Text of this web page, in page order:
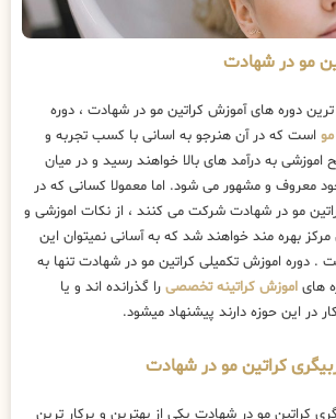
مو در شهادت
ترین دوره های آموزش کراتین مو در شهادت ، دوره
است که در آن هنرجو به اسانی با کسب تجربه و
اموزشی به درآمد های بالا خواهند رسید و در میان
خود معروف و مشهور می شود. اما معمولا کسانی که در
مو در شهادت شرکت می کنند ، از نکات اموزشی و
بهره مند خواهند شد که به آسانی نمیتوان این
. دوره اموزش تکمیلی کراتین مو در شهادت تنها به
های اموزش کراتینه تخصصی را گذرانده اند و یا
کراتین مو در شهادت
کراتین مو در شهادت یکی از بهترین و پرکار ترین